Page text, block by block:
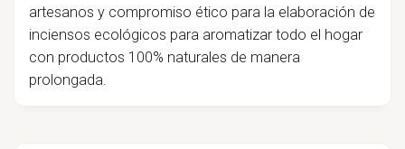
artesanos y compromiso ético para la elaboración de
inciensos ecológicos para aromatizar todo el hogar
con productos 100% naturales de manera
prolongada.